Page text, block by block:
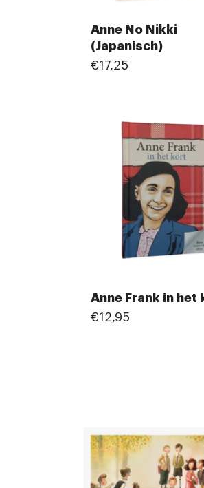
Anne No Nikki
(Japanisch)
€17,25
Anne Frank in het
€12,95